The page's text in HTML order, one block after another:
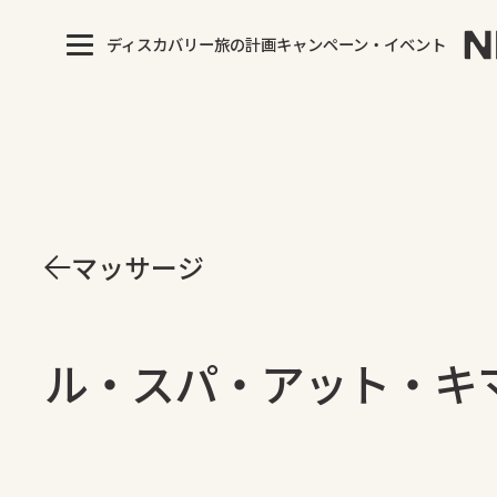
ディスカバリー旅の計画キャンペーン・イベント
マッサージ
ル・スパ・アット・キ